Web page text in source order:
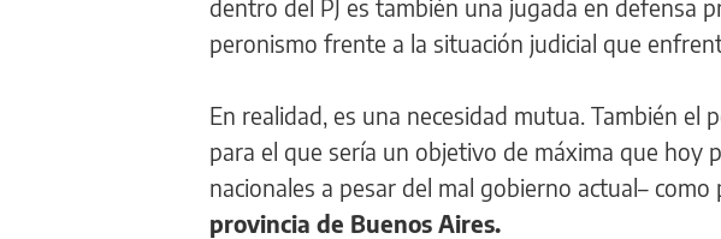
dentro del PJ es también una jugada en defensa
peronismo frente a la situación judicial que
En realidad, es una necesidad mutua. También el
para el que sería un objetivo de máxima que hoy
nacionales a pesar del mal gobierno actual– como
provincia de Buenos Aires.